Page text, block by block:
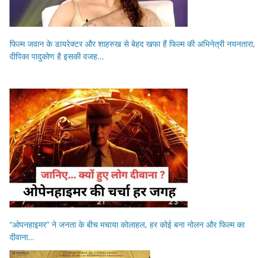
फिल्म जवान के डायरेक्टर और शाहरुख से बेहद खफा हैं फिल्म की अभिनेत्री नयनतारा,
दीपिका पादुकोण है इसकी वजह…
“ओपनहाइमर” ने जनता के बीच मचाया कोलाहल, हर कोई बना नोलन और फिल्म का
दीवाना…